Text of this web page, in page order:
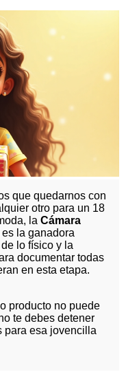
que quedarnos con
otro para un 18
la Cámara
es la ganadora
lo físico y la
documentar todas
en esta etapa.
producto no puede
te debes detener
para esa jovencilla